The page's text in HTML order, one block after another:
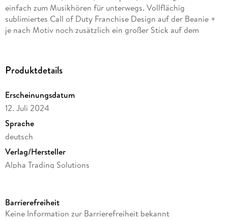
einfach zum Musikhören für unterwegs. Vollflächig
sublimiertes Call of Duty Franchise Design auf der Beanie +
je nach Motiv noch zusätzlich ein großer Stick auf dem
Passform: Etwas kürzer und enger geschnitten Geschlecht:
Unisex; Saison: Frühling, Sommer, Herbst, Winter;
Handwäsche); Materialien: 70% Polyacryl, 30% Polyester
Produktdetails
Erscheinungsdatum
12. Juli 2024
Sprache
deutsch
Verlag/Hersteller
Alpha Trading Solutions
Gewicht
Barrierefreiheit
Keine Information zur Barrierefreiheit bekannt